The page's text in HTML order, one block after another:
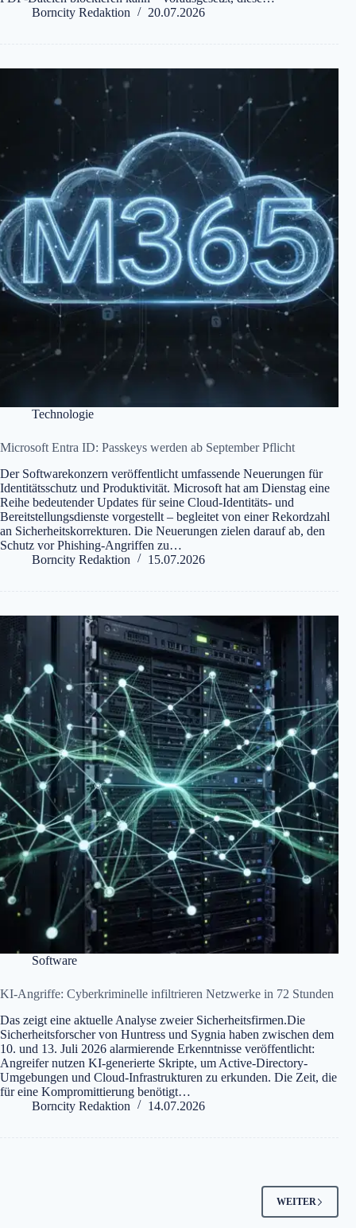
Borncity Redaktion
20.07.2026
Technologie
Microsoft Entra ID: Passkeys werden ab September Pflicht
Der Softwarekonzern veröffentlicht umfassende Neuerungen für
Identitätsschutz und Produktivität. Microsoft hat am Dienstag eine
Reihe bedeutender Updates für seine Cloud-Identitäts- und
Bereitstellungsdienste vorgestellt – begleitet von einer Rekordzahl
an Sicherheitskorrekturen. Die Neuerungen zielen darauf ab, den
Schutz vor Phishing-Angriffen zu…
Borncity Redaktion
15.07.2026
Software
KI-Angriffe: Cyberkriminelle infiltrieren Netzwerke in 72 Stunden
Das zeigt eine aktuelle Analyse zweier Sicherheitsfirmen.Die
Sicherheitsforscher von Huntress und Sygnia haben zwischen dem
10. und 13. Juli 2026 alarmierende Erkenntnisse veröffentlicht:
Angreifer nutzen KI-generierte Skripte, um Active-Directory-
Umgebungen und Cloud-Infrastrukturen zu erkunden. Die Zeit, die
für eine Kompromittierung benötigt…
Borncity Redaktion
14.07.2026
WEITER